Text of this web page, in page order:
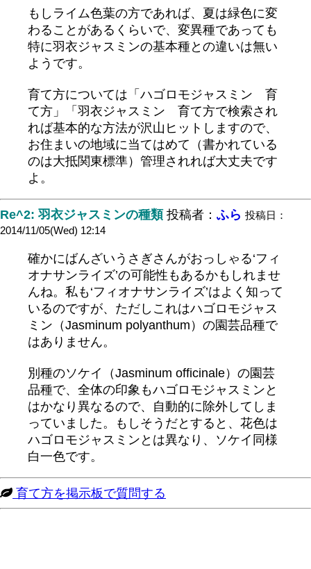
もしライム色葉の方であれば、夏は緑色に変
わることがあるくらいで、変異種であっても
特に羽衣ジャスミンの基本種との違いは無い
ようです。
育て方については「ハゴロモジャスミン 育
て方」「羽衣ジャスミン 育て方で検索され
れば基本的な方法が沢山ヒットしますので、
お住まいの地域に当てはめて（書かれている
のは大抵関東標準）管理されれば大丈夫です
よ。
Re^2: 羽衣ジャスミンの種類投稿者： ふら 投稿日：
2014/11/05(Wed) 12:14
確かにばんざいうさぎさんがおっしゃる‘フィ
オナサンライズ’の可能性もあるかもしれませ
んね。私も‘フィオナサンライズ’はよく知って
いるのですが、ただしこれはハゴロモジャス
ミン（Jasminum polyanthum）の園芸品種で
はありません。
別種のソケイ（Jasminum officinale）の園芸
品種で、全体の印象もハゴロモジャスミンと
はかなり異なるので、自動的に除外してしま
っていました。もしそうだとすると、花色は
ハゴロモジャスミンとは異なり、ソケイ同様
白一色です。
育て方を掲示板で質問する